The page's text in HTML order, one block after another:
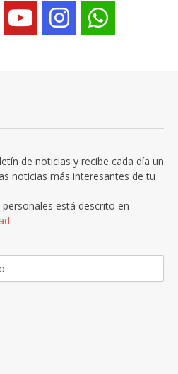
de noticias y recibe cada día un
noticias más interesantes de tu
está descrito en